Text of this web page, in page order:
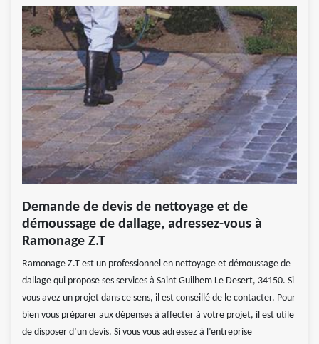
Demande de devis de nettoyage et de
démoussage de dallage, adressez-vous à
Ramonage Z.T
Ramonage Z.T est un professionnel en nettoyage et démoussage de
dallage qui propose ses services à Saint Guilhem Le Desert, 34150. Si
vous avez un projet dans ce sens, il est conseillé de le contacter. Pour
bien vous préparer aux dépenses à affecter à votre projet, il est utile
de disposer d’un devis. Si vous vous adressez à l’entreprise